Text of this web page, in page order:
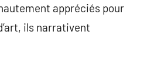
appréciés pour
ils narrativent